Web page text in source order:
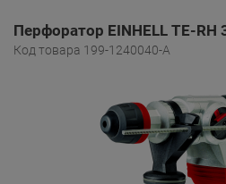
Перфоратор EINHELL TE-RH
Код товара 199-1240040-A